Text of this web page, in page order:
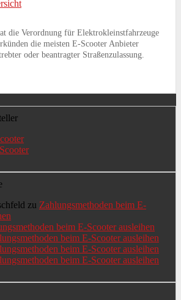
die Verordnung für Elektrokleinstfahrzeuge
die meisten E-Scooter Anbieter
oder beantragter Straßenzulassung.
zu Zahlungsmethoden beim E-
beim E-Scooter ausleihen
beim E-Scooter ausleihen
beim E-Scooter ausleihen
beim E-Scooter ausleihen